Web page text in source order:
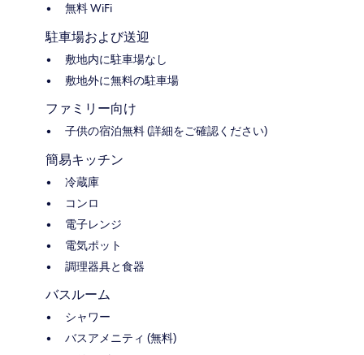
無料 WiFi
駐車場および送迎
敷地内に駐車場なし
敷地外に無料の駐車場
ファミリー向け
子供の宿泊無料 (詳細をご確認ください)
簡易キッチン
冷蔵庫
コンロ
電子レンジ
電気ポット
調理器具と食器
バスルーム
シャワー
バスアメニティ (無料)